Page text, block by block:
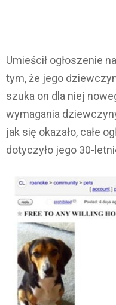
Umieścił ogłoszenie
tym, że jego
szuka on dla niej
wymagania
jak się okazało, całe
dotyczyło jego 30-